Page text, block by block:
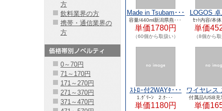
Made in Tsubam･･･
容量/440ml新潟県燕･･･
単価1780円
（60個から取扱い）
LOGOS
ン･･
ｾｯﾄ内容/本
単価
（8個から
ｽﾄﾛｰ付2WAYﾀ･･･
1.ｸﾞﾘｰﾝ 2.ｸ･･･
単価1180円
ワイヤレス
付属品/USB充
単価
方
飲料業界の方
携帯・通信業界の
方
0～70円
71～170円
171～270円
271～370円
371～470円